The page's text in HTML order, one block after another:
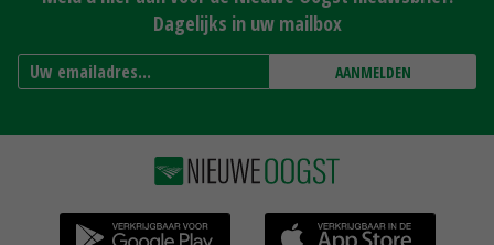
Dagelijks in uw mailbox
AANMELDEN